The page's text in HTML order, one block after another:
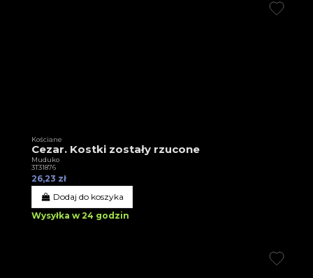
Kościane
Cezar. Kostki zostały rzucone
Muduko
3T31876
26,23 zł
Dodaj do koszyka
Wysyłka w 24 godzin